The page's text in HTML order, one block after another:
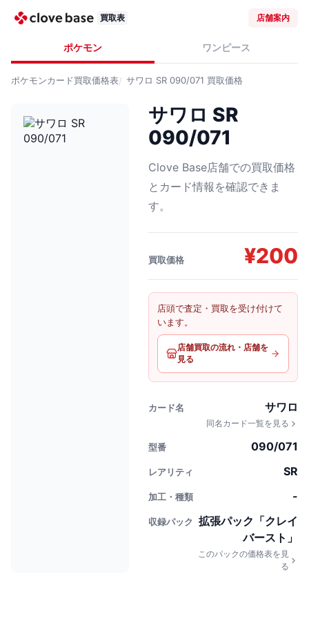
買取表 店舗案内
ポケモン ワンピース
ポケモンカード買取価格表 サワロ SR 090/071 買取価格
サワロ SR
090/071
Clove Base店舗での買取価格
とカード情報を確認できま
す。
買取価格 ¥200
店頭で査定・買取を受け付けて
います。
店舗買取の流れ・店舗を
見る
カード名 サワロ
同名カード一覧を見る
型番 090/071
レアリティ SR
加工・種類 -
収録パック
拡張パック「クレイ
バースト」
このパックの価格表を見
る